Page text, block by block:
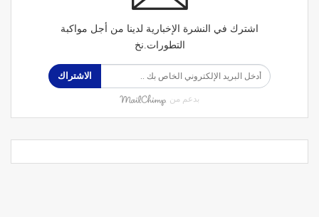
اشترك في النشرة الإخبارية لدينا من أجل مواكبة
التطورات.نخ
الاشتراك
بدعم من